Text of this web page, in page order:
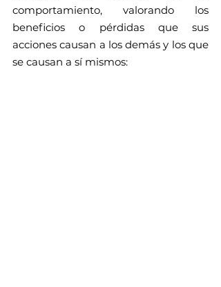
comportamiento, valorando los
beneficios o pérdidas que sus
acciones causan a los demás y los que
se causan a sí mismos: